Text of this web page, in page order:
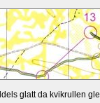
glatt da kvikrullen